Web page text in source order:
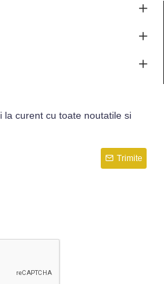
la curent cu toate noutatile si
Trimite